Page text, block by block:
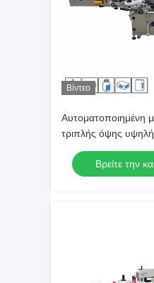
Βίντεο
Αυτοματοποιημένη
τριπλής όψης
αποτελεσματική
Βρείτε την